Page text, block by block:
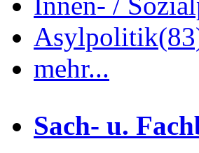
Asylpolitik
mehr...
Sach- u.